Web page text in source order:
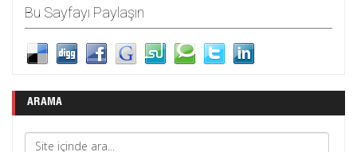
Bu Sayfayı Paylaşın
ARAMA